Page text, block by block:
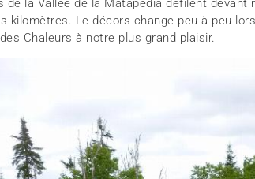
de la Vallée de la Matapédia défilent devant
kilomètres. Le décors change peu à peu
Chaleurs à notre plus grand plaisir.